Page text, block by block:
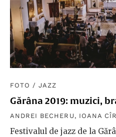
FOTO /JAZZ
Gărâna 2019: muzici,
ANDREI BECHERU , IOANA
Festivalul de jazz de la